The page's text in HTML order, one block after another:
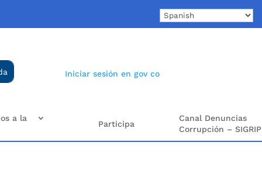
Iniciar sesión en gov co
a la
Participa
Canal Denuncias
Corrupción – SIGRIP